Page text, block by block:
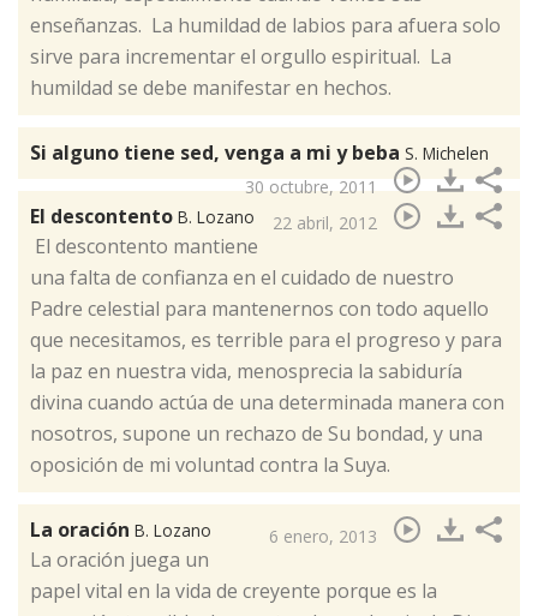
enseñanzas. La humildad de labios para afuera solo
sirve para incrementar el orgullo espiritual. La
humildad se debe manifestar en hechos.
Si alguno tiene sed, venga a mi y beba S. Michelen
30 octubre, 2011
El descontento B. Lozano 22 abril, 2012
​ El descontento mantiene
una falta de confianza en el cuidado de nuestro
Padre celestial para mantenernos con todo aquello
que necesitamos, es terrible para el progreso y para
la paz en nuestra vida, menosprecia la sabiduría
divina cuando actúa de una determinada manera con
nosotros, supone un rechazo de Su bondad, y una
oposición de mi voluntad contra la Suya.
La oración B. Lozano 6 enero, 2013
​La oración juega un
papel vital en la vida de creyente porque es la